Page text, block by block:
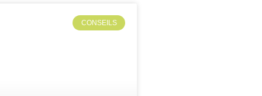
CONSEILS